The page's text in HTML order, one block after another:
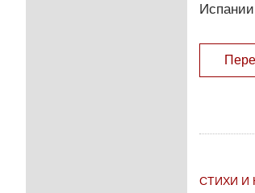
СТИХИ И